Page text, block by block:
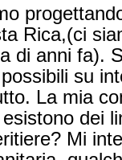
Rica,(ci
di anni fa).
su
La mia
dei
Mi